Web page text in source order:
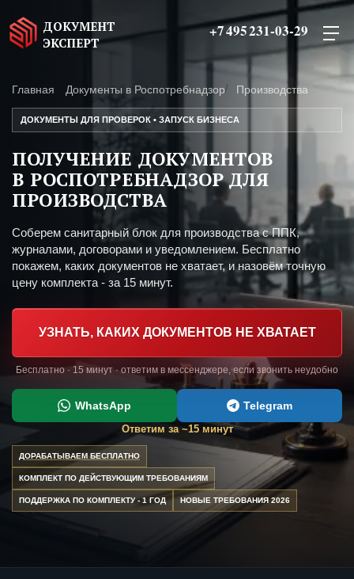
ДОКУМЕНТ
ЭКСПЕРТ
+7 495 231-03-29
Главная Документы в Роспотребнадзор Производства
ДОКУМЕНТЫ ДЛЯ ПРОВЕРОК • ЗАПУСК БИЗНЕСА
ПОЛУЧЕНИЕ ДОКУМЕНТОВ
В РОСПОТРЕБНАДЗОР ДЛЯ
ПРОИЗВОДСТВА
Соберем санитарный блок для производства с ППК,
журналами, договорами и уведомлением. Бесплатно
покажем, каких документов не хватает, и назовём точную
цену комплекта - за 15 минут.
УЗНАТЬ, КАКИХ ДОКУМЕНТОВ НЕ ХВАТАЕТ
Бесплатно · 15 минут · ответим в мессенджере, если звонить неудобно
WhatsApp Telegram
Ответим за ~15 минут
ДОРАБАТЫВАЕМ БЕСПЛАТНО
КОМПЛЕКТ ПО ДЕЙСТВУЮЩИМ ТРЕБОВАНИЯМ
ПОДДЕРЖКА ПО КОМПЛЕКТУ - 1 ГОД НОВЫЕ ТРЕБОВАНИЯ 2026